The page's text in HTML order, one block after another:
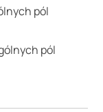
pól
pól